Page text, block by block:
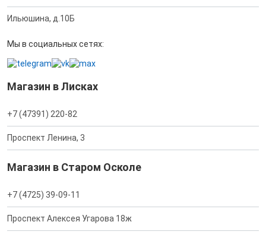
Ильюшина, д.10Б
Мы в социальных сетях:
Магазин в Лисках
+7 (47391) 220-82
Проспект Ленина, 3
Магазин в Старом Осколе
+7 (4725) 39-09-11
Проспект Алексея Угарова 18ж